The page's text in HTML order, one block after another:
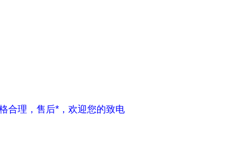
合理，售后*，欢迎您的致电